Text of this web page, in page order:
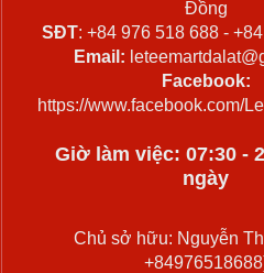
Đồng
SĐT: +84 976 518 688 -
Email:
Facebook:
https://www.facebook.com/
Giờ làm việc: 07:30 -
ngày
Chủ sở hữu: Nguyễn